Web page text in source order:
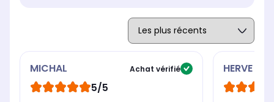
MICHAL Achat vérifié
5/5
HERVE